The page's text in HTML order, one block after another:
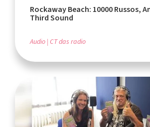
Rockaway Beach: 10000 Russos,
Third Sound
Audio CT das radio